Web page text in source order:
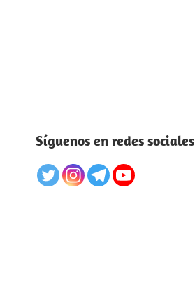
Síguenos en redes sociales